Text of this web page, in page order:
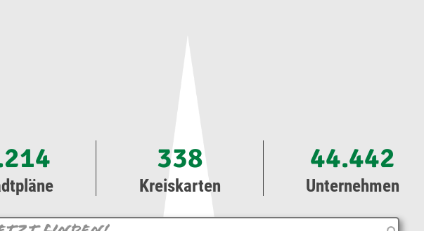
338
Kreiskarten
44.442
Unternehmen